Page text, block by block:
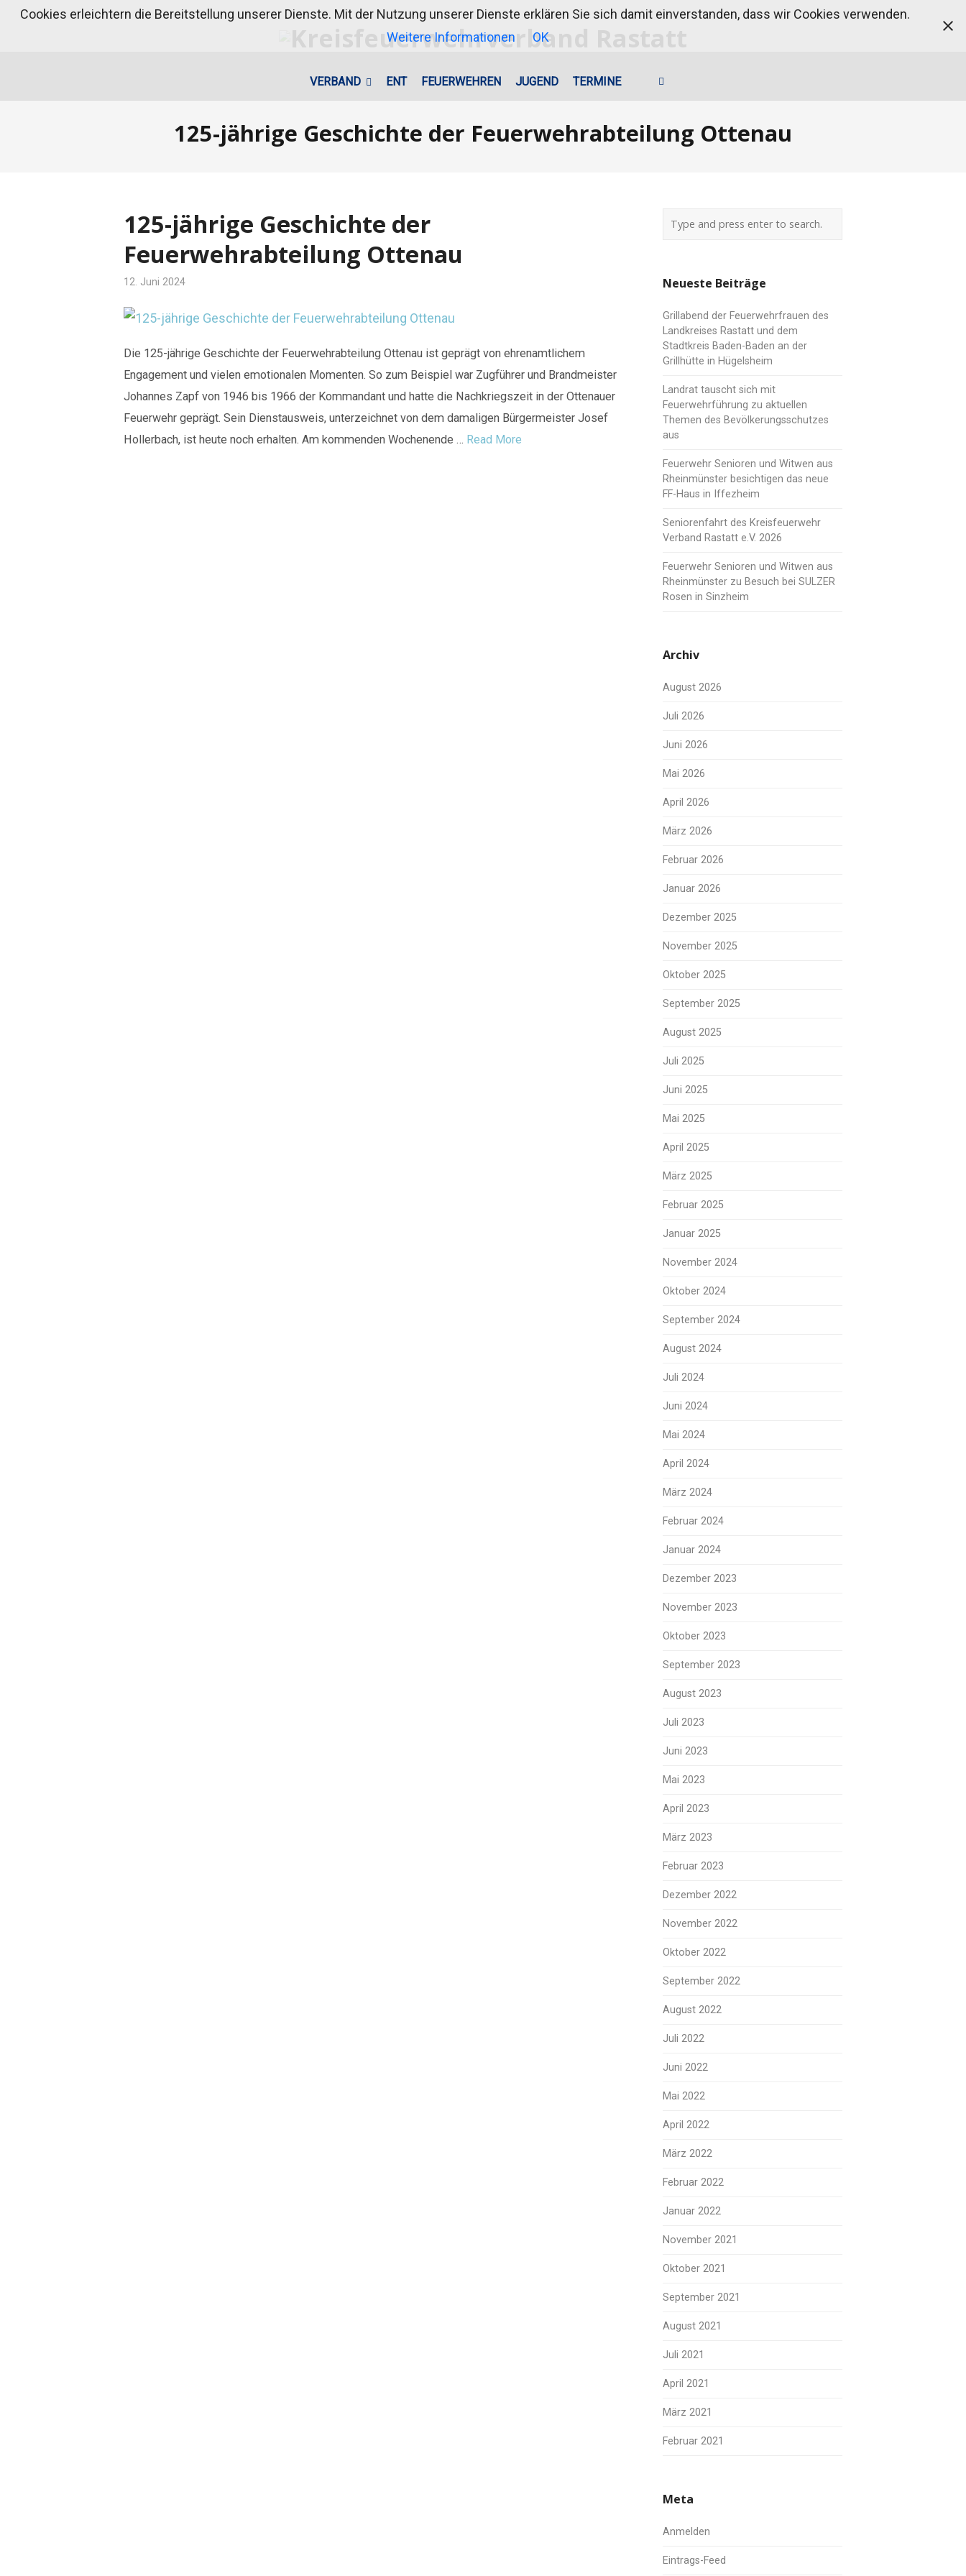
VERBAND ENT FEUERWEHREN JUGEND TERMINE
125-jährige Geschichte der Feuerwehrabteilung Ottenau
125-jährige Geschichte der
Feuerwehrabteilung Ottenau
12. Juni 2024
Die 125-jährige Geschichte der Feuerwehrabteilung Ottenau ist geprägt von ehrenamtlichem
Engagement und vielen emotionalen Momenten. So zum Beispiel war Zugführer und Brandmeister
Johannes Zapf von 1946 bis 1966 der Kommandant und hatte die Nachkriegszeit in der Ottenauer
Feuerwehr geprägt. Sein Dienstausweis, unterzeichnet von dem damaligen Bürgermeister Josef
Hollerbach, ist heute noch erhalten. Am kommenden Wochenende … Read More
Neueste Beiträge
Grillabend der Feuerwehrfrauen des
Landkreises Rastatt und dem
Stadtkreis Baden-Baden an der
Grillhütte in Hügelsheim
Landrat tauscht sich mit
Feuerwehrführung zu aktuellen
Themen des Bevölkerungsschutzes
aus
Feuerwehr Senioren und Witwen aus
Rheinmünster besichtigen das neue
FF-Haus in Iffezheim
Seniorenfahrt des Kreisfeuerwehr
Verband Rastatt e.V. 2026
Feuerwehr Senioren und Witwen aus
Rheinmünster zu Besuch bei SULZER
Rosen in Sinzheim
Archiv
August 2026
Juli 2026
Juni 2026
Mai 2026
April 2026
März 2026
Februar 2026
Januar 2026
Dezember 2025
November 2025
Oktober 2025
September 2025
August 2025
Juli 2025
Juni 2025
Mai 2025
April 2025
März 2025
Februar 2025
Januar 2025
November 2024
Oktober 2024
September 2024
August 2024
Juli 2024
Juni 2024
Mai 2024
April 2024
März 2024
Februar 2024
Januar 2024
Dezember 2023
November 2023
Oktober 2023
September 2023
August 2023
Juli 2023
Juni 2023
Mai 2023
April 2023
März 2023
Februar 2023
Dezember 2022
November 2022
Oktober 2022
September 2022
August 2022
Juli 2022
Juni 2022
Mai 2022
April 2022
März 2022
Februar 2022
Januar 2022
November 2021
Oktober 2021
September 2021
August 2021
Juli 2021
April 2021
März 2021
Februar 2021
Meta
Anmelden
Eintrags-Feed
Cookies erleichtern die Bereitstellung unserer Dienste. Mit der Nutzung unserer Dienste erklären Sie sich damit einverstanden, dass wir Cookies verwenden.
Weitere Informationen
OK